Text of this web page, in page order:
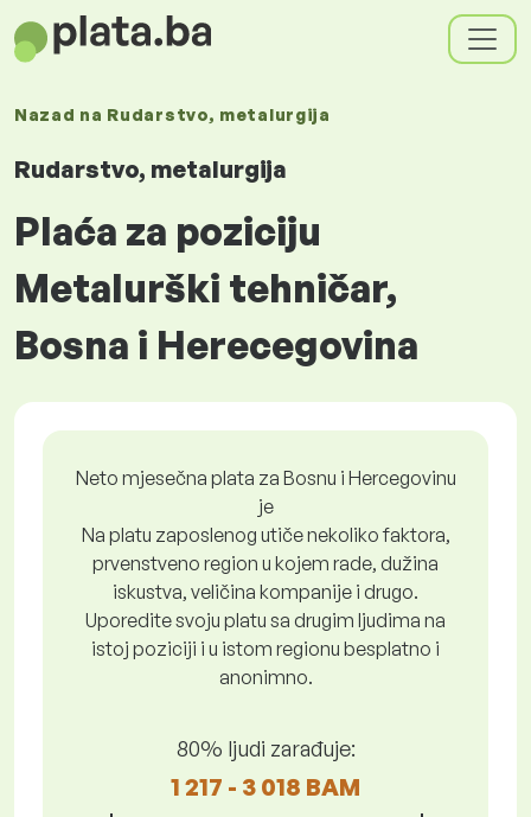
Nazad na Rudarstvo, metalurgija
Rudarstvo, metalurgija
Plaća za poziciju
Metalurški tehničar,
Bosna i Herecegovina
Neto mjesečna plata za Bosnu i Hercegovinu
je
Na platu zaposlenog utiče nekoliko faktora,
prvenstveno region u kojem rade, dužina
iskustva, veličina kompanije i drugo.
Uporedite svoju platu sa drugim ljudima na
istoj poziciji i u istom regionu besplatno i
anonimno.
80% ljudi zarađuje:
1 217 - 3 018 BAM